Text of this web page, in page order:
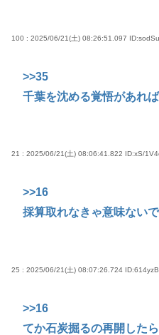
100 : 2025/06/21(土) 08:26:51.097
>>35
千葉を沈める覚悟があれ
21 : 2025/06/21(土) 08:06:41.822 ID:xS/
>>16
採算取れなきゃ意味ない
25 : 2025/06/21(土) 08:07:26.724
>>16
てか石炭掘るの再開した